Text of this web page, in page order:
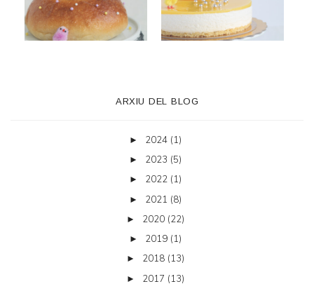
ARXIU DEL BLOG
► 2024 (1)
► 2023 (5)
► 2022 (1)
► 2021 (8)
► 2020 (22)
► 2019 (1)
► 2018 (13)
► 2017 (13)